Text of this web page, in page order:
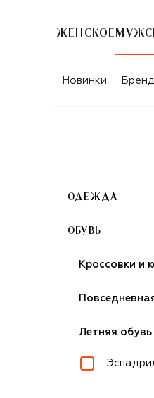
ЖЕНСКОЕ
ЧЁРНО-
Новинки
ОДЕЖДА
ОБУВЬ
Кроссовки и
Летняя обувь